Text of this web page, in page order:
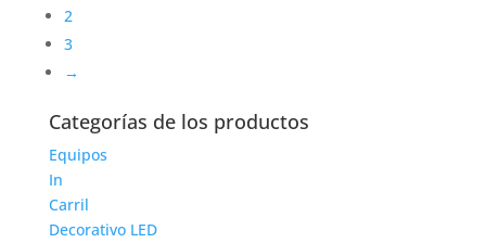
2
3
→
Categorías de los productos
Equipos
In
Carril
Decorativo LED